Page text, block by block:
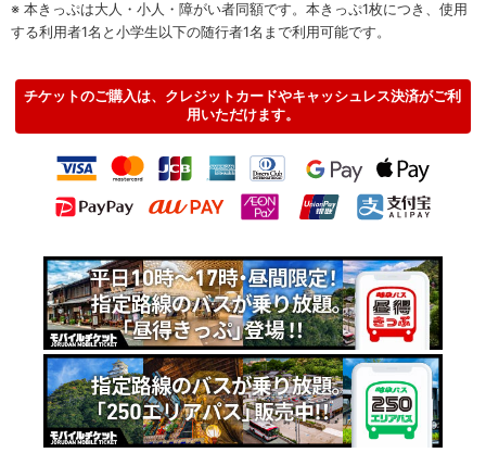
※ 本きっぷは大人・小人・障がい者同額です。本きっぷ1枚につき、使用
する利用者1名と小学生以下の随行者1名まで利用可能です。
チケットのご購入は、クレジットカードやキャッシュレス決済がご利
用いただけます。